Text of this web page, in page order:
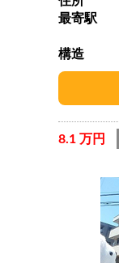
最寄駅
構造
8.1 万円